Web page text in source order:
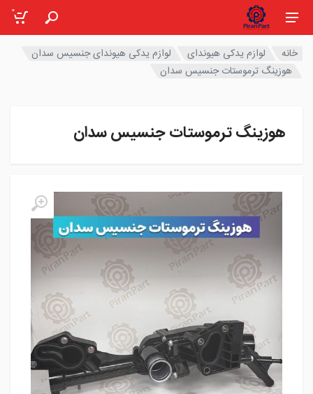
0
خانه لوازم یدکی هیوندای
لوازم یدکی هیوندای جنسیس سدان
هوزینگ ترموستات جنسیس سدان
هوزینگ ترموستات جنسیس سدان